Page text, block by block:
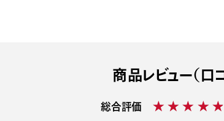
商品レビュー（口
総合評価 ★★★★★
★★★★★